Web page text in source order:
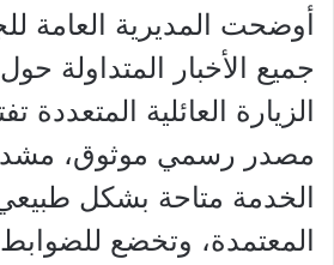
أوضحت المديرية العامة
جميع الأخبار المتداولة
الزيارة العائلية المتعددة
مصدر رسمي موثوق،
الخدمة متاحة بشكل
المعتمدة، وتخضع